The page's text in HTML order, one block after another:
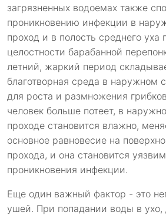
загрязненных водоемах также
проникновению инфекции в
проход и в полость среднего
целостности барабанной
летний, жаркий период
благотворная среда в наружном
для роста и размножения
человек больше потеет, в
проходе становится влажно,
основное равновесие на
прохода, и она становится
проникновения инфекции.
Еще один важный фактор - это
ушей. При попадании воды в ухо,